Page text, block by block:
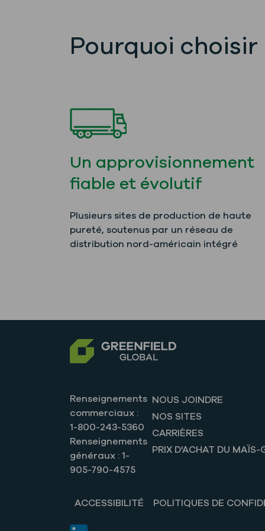
Pourquoi
Un approvisionnement
fiable et évolutif
Plusieurs sites de production de haute
pureté, soutenus par un réseau de
distribution nord-américain intégré
Renseignements
commerciaux :
1-800-243-5360
Renseignements
généraux : 1-
905-790-4575
NOUS JOINDRE
NOS SITES
CARRIÈRES
PRIX D'ACHAT DU MAÏS-
ACCESSIBILITÉ POLITIQUES DE